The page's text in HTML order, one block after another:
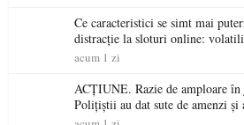
Ce caracteristici se simt mai
distracție la sloturi online:
acum 1 zi
ACȚIUNE. Razie de amploare
Polițiștii au dat sute de amenzi și
permis într-o singură zi